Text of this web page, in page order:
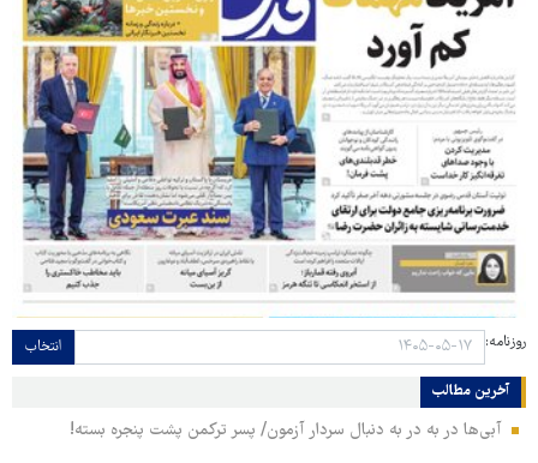
روزنامه: انتخاب
آخرین مطالب
آبی‌ها در به در به دنبال سردار آزمون/ پسر ترکمن پشت پنجره بسته!